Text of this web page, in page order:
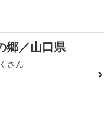
郷／山口県
さん